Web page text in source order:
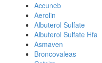
Accuneb
Aerolin
Albuterol Sulfate
Albuterol Sulfate Hfa
Asmaven
Broncovaleas